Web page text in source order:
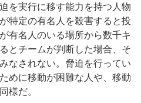
を実行に移す能力を持つ人物
特定の有名人を殺害すると投
有名人のいる場所から数千キ
とチームが判断した場合、そ
なされない。脅迫を行ってい
めに移動が困難な人や、移動
様だ。